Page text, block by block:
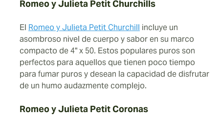
Romeo y Julieta Petit Churchills
El Romeo y Julieta Petit Churchill incluye un
asombroso nivel de cuerpo y sabor en su marco
compacto de 4" x 50. Estos populares puros son
perfectos para aquellos que tienen poco tiempo
para fumar puros y desean la capacidad de disfrutar
de un humo audazmente complejo.
Romeo y Julieta Petit Coronas